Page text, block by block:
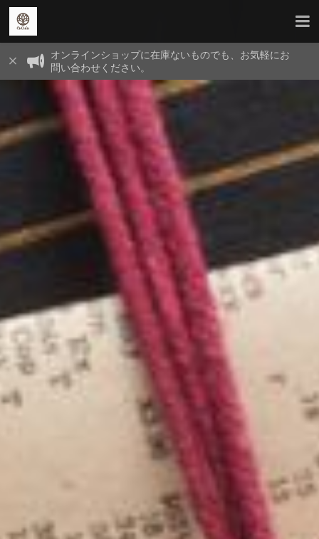
オンラインショップに在庫ないものでも、お気軽にお
問い合わせください。